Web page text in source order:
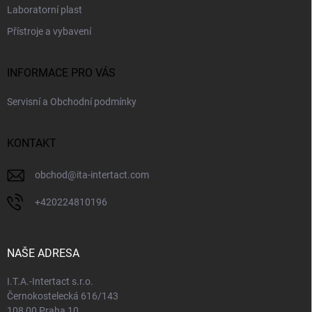
Laboratorní plast
Přístroje a vybavení
INFORMACE PRO VÁS
Servisní a Obchodní podmínky
KONTAKT
obchod@ita-intertact.com
+420224810196
NAŠE ADRESA
I.T.A.-Intertact s.r.o.
Černokostelecká 616/143